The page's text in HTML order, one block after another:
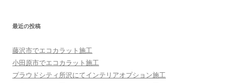
最近の投稿
藤沢市でエコカラット施工
小田原市でエコカラット施工
プラウドシティ所沢にてインテリアオプション施工